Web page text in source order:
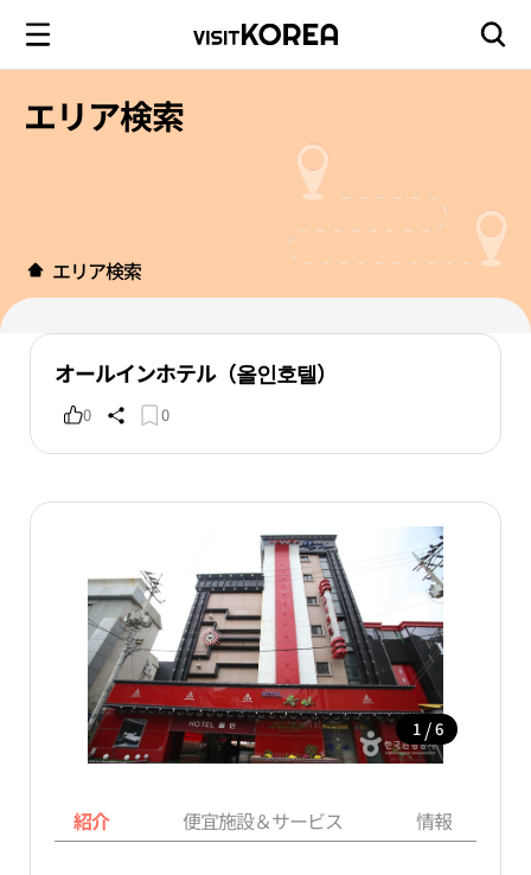
エリア検索
エリア検索
オールインホテル（올인호텔）
0 0
1 / 6
紹介 便宜施設＆サービス 情報